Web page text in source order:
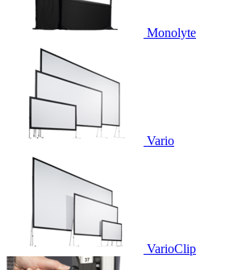
Monolyte
Vario
VarioClip